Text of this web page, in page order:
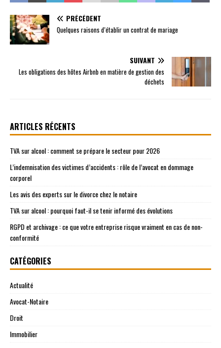
PRÉCÉDENT
Quelques raisons d’établir un contrat de mariage
SUIVANT
Les obligations des hôtes Airbnb en matière de gestion des
déchets
ARTICLES RÉCENTS
TVA sur alcool : comment se prépare le secteur pour 2026
L’indemnisation des victimes d’accidents : rôle de l’avocat en dommage
corporel
Les avis des experts sur le divorce chez le notaire
TVA sur alcool : pourquoi faut-il se tenir informé des évolutions
RGPD et archivage : ce que votre entreprise risque vraiment en cas de non-
conformité
CATÉGORIES
Actualité
Avocat-Notaire
Droit
Immobilier